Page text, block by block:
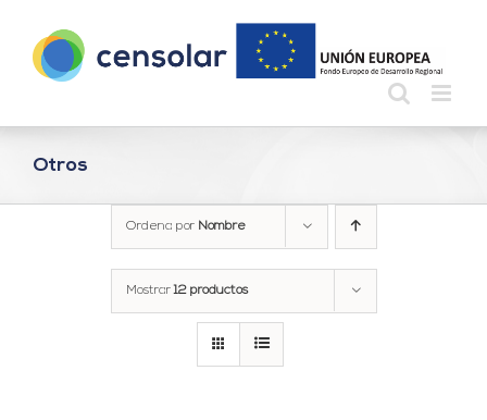
contenido
Otros
Ordena por Nombre
Mostrar12 productos